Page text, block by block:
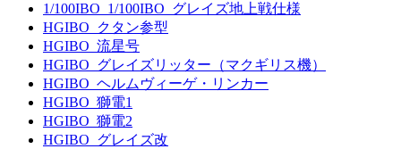
1/100IBO_1/100IBO_グレイズ地上戦仕様
HGIBO_クタン参型
HGIBO_流星号
HGIBO_グレイズリッター（マクギリス機）
HGIBO_ヘルムヴィーゲ・リンカー
HGIBO_獅電1
HGIBO_獅電2
HGIBO_グレイズ改